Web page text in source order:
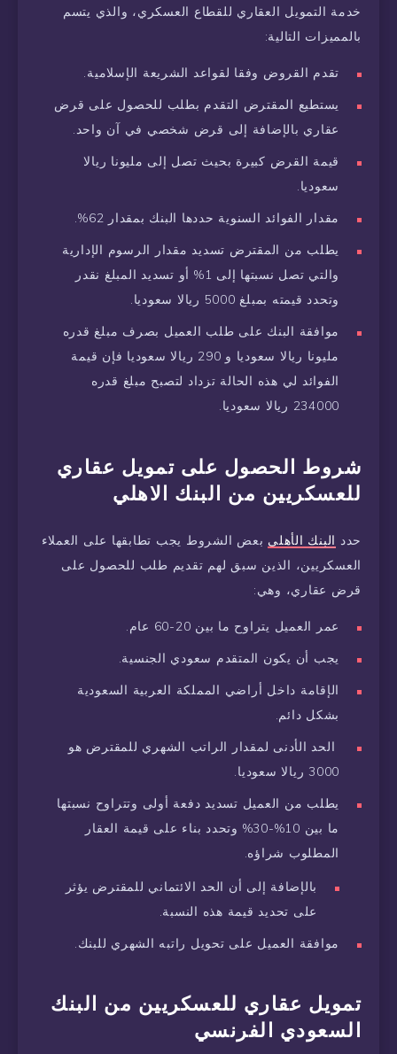
خدمة التمويل العقاري للقطاع العسكري، والذي يتسم
بالمميزات التالية:
تقدم القروض وفقا لقواعد الشريعة الإسلامية.
يستطيع المقترض التقدم بطلب للحصول على قرض
عقاري بالإضافة إلى قرض شخصي في آن واحد.
قيمة القرض كبيرة بحيث تصل إلى مليونا ريالا
سعوديا.
مقدار الفوائد السنوية حددها البنك بمقدار 62%.
يطلب من المقترض تسديد مقدار الرسوم الإدارية
والتي تصل نسبتها إلى 1% أو تسديد المبلغ نقدر
وتحدد قيمته بمبلغ 5000 ريالا سعوديا.
موافقة البنك على طلب العميل بصرف مبلغ قدره
مليونا ريالا سعوديا و 290 ريالا سعوديا فإن قيمة
الفوائد لي هذه الحالة تزداد لتصبح مبلغ قدره
234000 ريالا سعوديا.
شروط الحصول على تمويل عقاري
للعسكريين من البنك الاهلي
حدد البنك الأهلى بعض الشروط يجب تطابقها على العملاء
العسكريين، الذين سبق لهم تقديم طلب للحصول على
قرض عقاري، وهي:
عمر العميل يتراوح ما بين 20-60 عام.
يجب أن يكون المتقدم سعودي الجنسية.
الإقامة داخل أراضي المملكة العربية السعودية
بشكل دائم.
الحد الأدنى لمقدار الراتب الشهري للمقترض هو
3000 ريالا سعوديا.
يطلب من العميل تسديد دفعة أولى وتتراوح نسبتها
ما بين 10%-30% وتحدد بناء على قيمة العقار
المطلوب شراؤه.
بالإضافة إلى أن الحد الائتماني للمقترض يؤثر
على تحديد قيمة هذه النسبة.
موافقة العميل على تحويل راتبه الشهري للبنك.
تمويل عقاري للعسكريين من البنك
السعودي الفرنسي